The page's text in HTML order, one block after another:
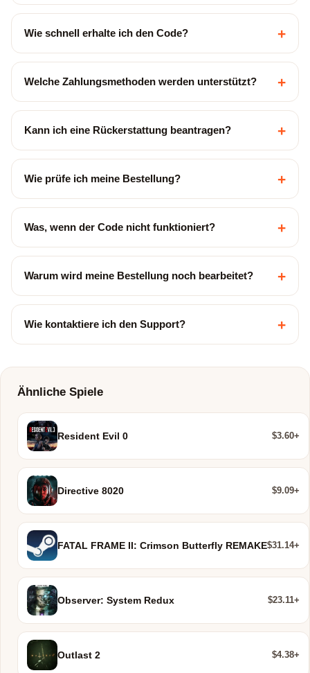
Wie schnell erhalte ich den Code? +
Welche Zahlungsmethoden werden unterstützt? +
Kann ich eine Rückerstattung beantragen? +
Wie prüfe ich meine Bestellung? +
Was, wenn der Code nicht funktioniert? +
Warum wird meine Bestellung noch bearbeitet? +
Wie kontaktiere ich den Support? +
Ähnliche Spiele
Resident Evil 0 $3.60+
Directive 8020 $9.09+
FATAL FRAME II: Crimson Butterfly REMAKE$31.14+
Observer: System Redux $23.11+
Outlast 2 $4.38+